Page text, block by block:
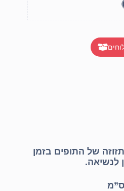
של התופים בזמן
לנשיאה.